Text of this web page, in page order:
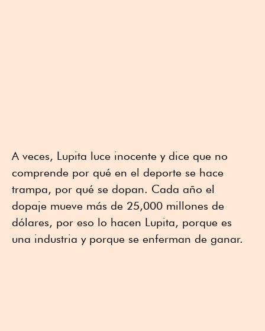
A veces, Lupita luce inocente y dice que no
comprende por qué en el deporte se hace
trampa, por qué se dopan. Cada año el
dopaje mueve más de 25,000 millones de
dólares, por eso lo hacen Lupita, porque es
una industria y porque se enferman de ganar.